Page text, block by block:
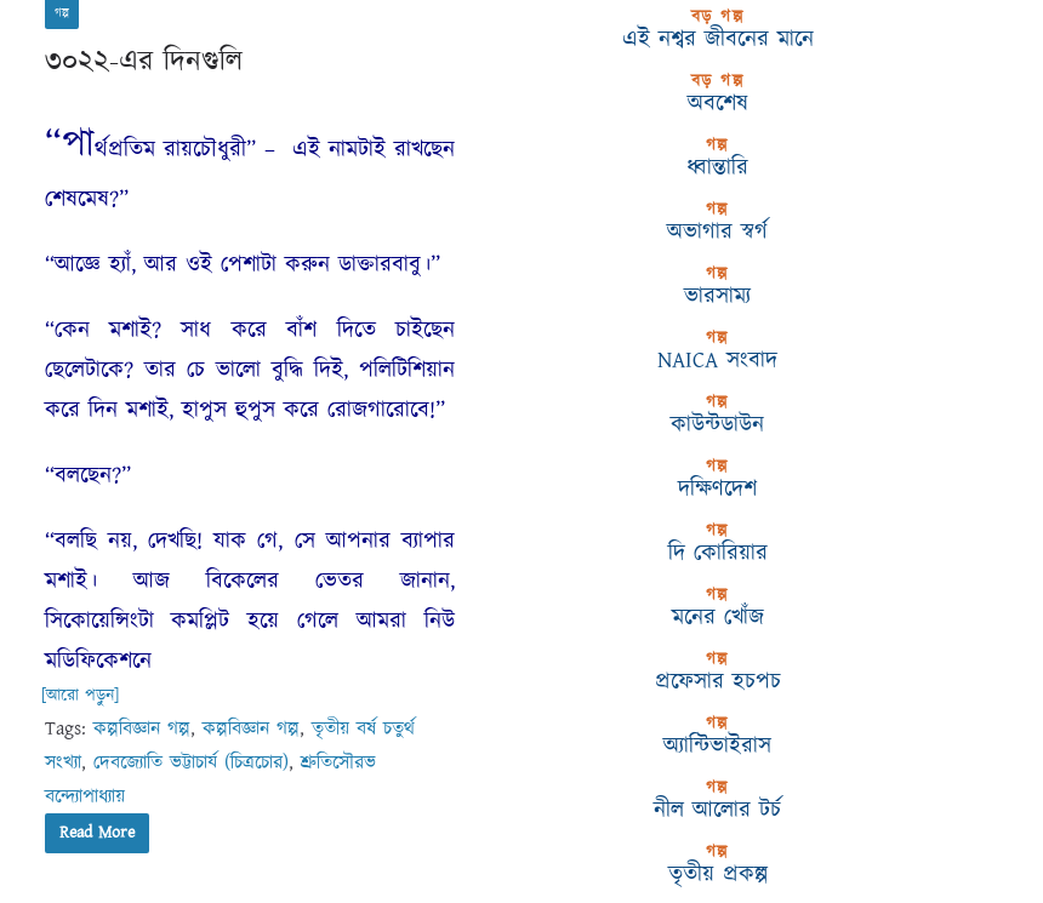
গল্প
৩০২২-এর দিনগুলি
“পার্থপ্রতিম রায়চৌধুরী” – এই নামটাই রাখছেন
শেষমেষ?”
“আজ্ঞে হ্যাঁ, আর ওই পেশাটা করুন ডাক্তারবাবু।”
“কেন মশাই? সাধ করে বাঁশ দিতে চাইছেন
ছেলেটাকে? তার চে ভালো বুদ্ধি দিই, পলিটিশিয়ান
করে দিন মশাই, হাপুস হুপুস করে রোজগারোবে!”
“বলছেন?”
“বলছি নয়, দেখছি! যাক গে, সে আপনার ব্যাপার
মশাই। আজ বিকেলের ভেতর জানান,
সিকোয়েন্সিংটা কমপ্লিট হয়ে গেলে আমরা নিউ
মডিফিকেশনে
[আরো পড়ুন]
Tags:কল্পবিজ্ঞান গল্প,কল্পবিজ্ঞান গল্প,তৃতীয় বর্ষ চতুর্থ
সংখ্যা, দেবজ্যোতি ভট্টাচার্য (চিত্রচোর),শ্রুতিসৌরভ
বন্দ্যোপাধ্যায়
Read More
বড় গল্প
এই নশ্বর জীবনের মানে
বড় গল্প
অবশেষ
গল্প
ধ্বান্তারি
গল্প
অভাগার স্বর্গ
গল্প
ভারসাম্য
গল্প
NAICA সংবাদ
গল্প
কাউন্টডাউন
গল্প
দক্ষিণদেশ
গল্প
দি কোরিয়ার
গল্প
মনের খোঁজ
গল্প
প্রফেসার হচপচ
গল্প
অ্যান্টিভাইরাস
গল্প
নীল আলোর টর্চ
গল্প
তৃতীয় প্রকল্প